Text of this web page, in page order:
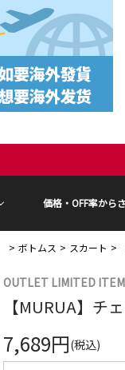
価格・OFF率から
ボトムス スカート
モデル身長
OUTLET LIMITED ITEM
【MURUA】チ
7,689円(税込)